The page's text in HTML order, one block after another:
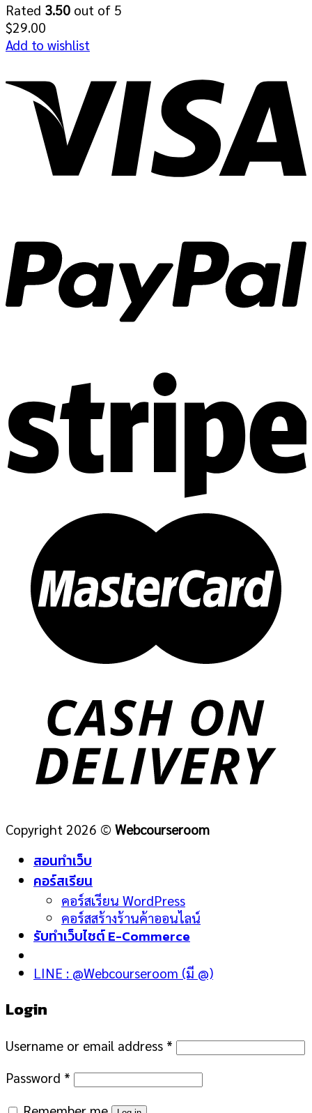
Rated 3.50 out of 5
$29.00
Add to wishlist
Copyright 2026 © Webcourseroom
สอนทำเว็บ
คอร์สเรียน
คอร์สเรียน WordPress
คอร์สสร้างร้านค้าออนไลน์
รับทำเว็บไซต์ E-Commerce
LINE : @Webcourseroom (มี @)
Login
Username or email address *
Password *